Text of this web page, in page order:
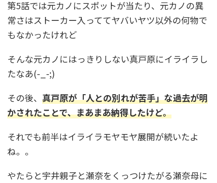
第5話では元カノにスポットが当たり、元カノの異
常さはストーカー入っててヤバいヤツ以外の何物で
もなかったけれど
そんな元カノにはっきりしない真戸原にイライラし
たなあ(-_-;)
その後、 真戸原が「人との別れが苦手」な過去が明
かされたことで、まあまあ納得したけど。
それでも前半はイライラモヤモヤ展開が続いたよ
ね。。
やたらと宇井親子と瀬奈をくっつけたがる瀬奈母に